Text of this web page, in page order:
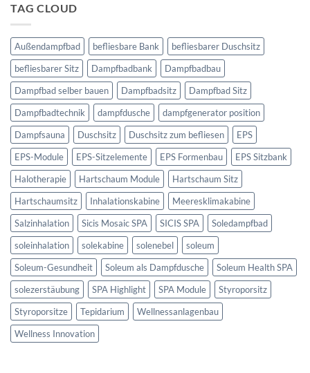
TAG CLOUD
Außendampfbad befliesbare Bank
befliesbarer Duschsitz
befliesbarer Sitz
Dampfbadbank
Dampfbadbau
Dampfbad selber bauen
Dampfbadsitz
Dampfbad Sitz
Dampfbadtechnik
dampfdusche
dampfgenerator position
Dampfsauna
Duschsitz Duschsitz zum befliesen
EPS
EPS-Module
EPS-Sitzelemente EPS Formenbau
EPS Sitzbank
Halotherapie
Hartschaum Module
Hartschaum Sitz
Hartschaumsitz
Inhalationskabine
Meeresklimakabine
Salzinhalation
Sicis Mosaic SPA SICIS SPA
Soledampfbad
soleinhalation
solekabine solenebel
soleum
Soleum-Gesundheit
Soleum als Dampfdusche
Soleum Health SPA
solezerstäubung
SPA Highlight SPA Module
Styroporsitz
Styroporsitze
Tepidarium
Wellnessanlagenbau
Wellness Innovation